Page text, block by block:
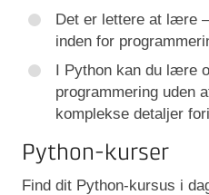
Det er lettere at lære
inden for
I Python kan du lære
programmering uden
komplekse detaljer
Python-kurser
Find dit Python-kursus i